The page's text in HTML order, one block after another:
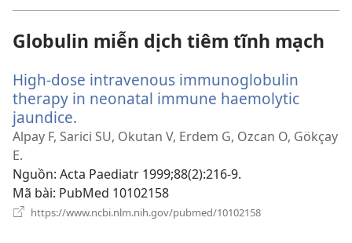
Globulin miễn dịch tiêm tĩnh mạch
High-dose intravenous immunoglobulin
therapy in neonatal immune haemolytic
jaundice.
cửa
mới)
Alpay F, Sarici SU, Okutan V, Erdem G, Ozcan O, Gökçay
E.
Nguồn‎: Acta Paediatr 1999;88(2):216-9.
Mã bài‎: PubMed 10102158
https://www.ncbi.nlm.nih.gov/pubmed/10102158